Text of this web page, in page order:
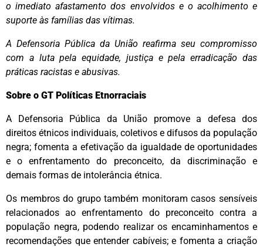
o imediato afastamento dos envolvidos e o acolhimento e
suporte às famílias das vítimas.
A Defensoria Pública da União reafirma seu compromisso
com a luta pela equidade, justiça e pela erradicação das
práticas racistas e abusivas.
Sobre o GT Políticas Etnorraciais
A Defensoria Pública da União promove a defesa dos
direitos étnicos individuais, coletivos e difusos da população
negra; fomenta a efetivação da igualdade de oportunidades
e o enfrentamento do preconceito, da discriminação e
demais formas de intolerância étnica.
Os membros do grupo também monitoram casos sensíveis
relacionados ao enfrentamento do preconceito contra a
população negra, podendo realizar os encaminhamentos e
recomendações que entender cabíveis; e fomenta a criação